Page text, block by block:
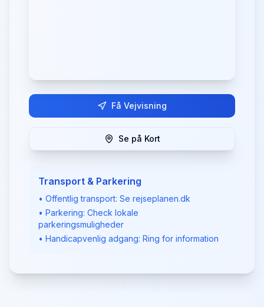
Få Vejvisning
Se på Kort
Transport & Parkering
• Offentlig transport: Se rejseplanen.dk
• Parkering: Check lokale
parkeringsmuligheder
• Handicapvenlig adgang: Ring for information